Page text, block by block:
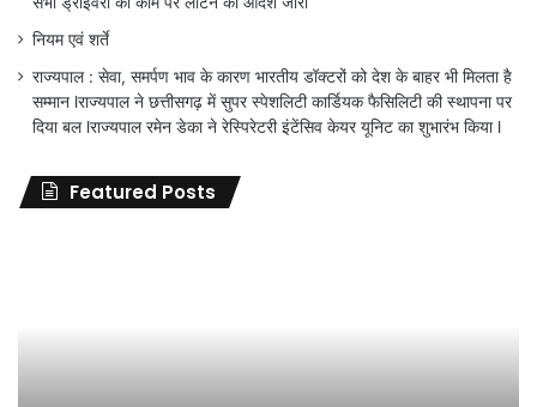
नियम एवं शर्ते
राज्यपाल : सेवा, समर्पण भाव के कारण भारतीय डॉक्टरों को देश के बाहर भी मिलता है
सम्मान lराज्यपाल ने छत्तीसगढ़ में सुपर स्पेशलिटी कार्डियक फैसिलिटी की स्थापना पर
दिया बल lराज्यपाल रमेन डेका ने रेस्पिरेटरी इंटेंसिव केयर यूनिट का शुभारंभ किया l
Featured Posts